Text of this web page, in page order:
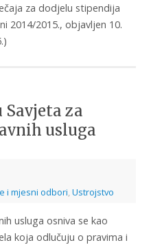
za dodjelu stipendija
2014/2015., objavljen 10.
za
usluga
i mjesni odbori, Ustrojstvo
usluga osniva se kao
koja odlučuju o pravima i